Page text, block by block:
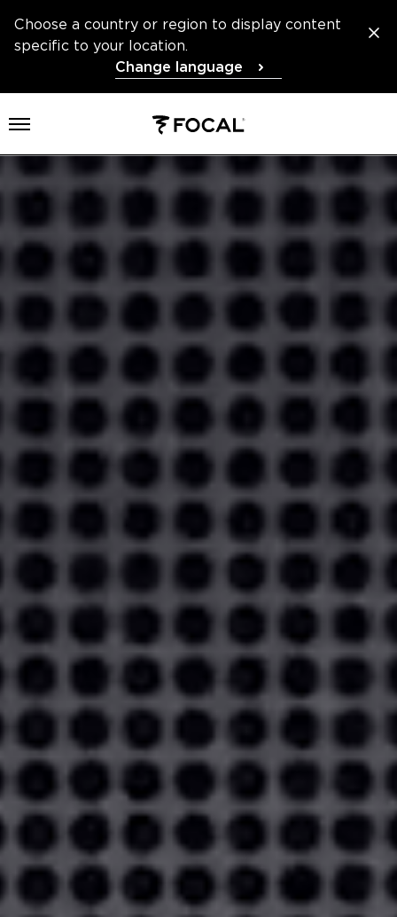
Choose a country or region to display content
specific to your location.
Change language
Otwórz menu